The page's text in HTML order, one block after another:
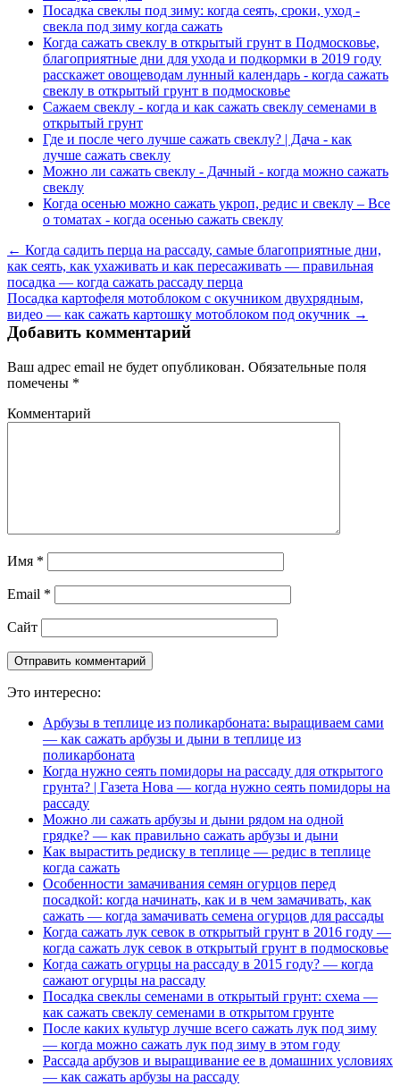
Посадка свеклы под зиму: когда сеять, сроки, уход -
свекла под зиму когда сажать
Когда сажать свеклу в открытый грунт в Подмосковье,
благоприятные дни для ухода и подкормки в 2019 году
расскажет овощеводам лунный календарь - когда сажать
свеклу в открытый грунт в подмосковье
Сажаем свеклу - когда и как сажать свеклу семенами в
открытый грунт
Где и после чего лучше сажать свеклу? | Дача - как
лучше сажать свеклу
Можно ли сажать свеклу - Дачный - когда можно сажать
свеклу
Когда осенью можно сажать укроп, редис и свеклу – Все
о томатах - когда осенью сажать свеклу
← Когда садить перца на рассаду, самые благоприятные дни,
как сеять, как ухаживать и как пересаживать — правильная
посадка — когда сажать рассаду перца
Посадка картофеля мотоблоком с окучником двухрядным,
видео — как сажать картошку мотоблоком под окучник →
Добавить комментарий
Ваш адрес email не будет опубликован. Обязательные поля
помечены *
Комментарий
Имя *
Email *
Сайт
Это интересно:
Арбузы в теплице из поликарбоната: выращиваем сами
— как сажать арбузы и дыни в теплице из
поликарбоната
Когда нужно сеять помидоры на рассаду для открытого
грунта? | Газета Нова — когда нужно сеять помидоры на
рассаду
Можно ли сажать арбузы и дыни рядом на одной
грядке? — как правильно сажать арбузы и дыни
Как вырастить редиску в теплице — редис в теплице
когда сажать
Особенности замачивания семян огурцов перед
посадкой: когда начинать, как и в чем замачивать, как
сажать — когда замачивать семена огурцов для рассады
Когда сажать лук севок в открытый грунт в 2016 году —
когда сажать лук севок в открытый грунт в подмосковье
Когда сажать огурцы на рассаду в 2015 году? — когда
сажают огурцы на рассаду
Посадка свеклы семенами в открытый грунт: схема —
как сажать свеклу семенами в открытом грунте
После каких культур лучше всего сажать лук под зиму
— когда можно сажать лук под зиму в этом году
Рассада арбузов и выращивание ее в домашних условиях
— как сажать арбузы на рассаду